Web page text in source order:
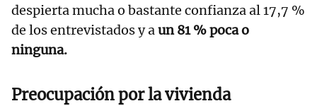
despierta mucha o bastante confianza al 17,7 %
de los entrevistados y aun 81 % poca o
ninguna.
Preocupación por la vivienda